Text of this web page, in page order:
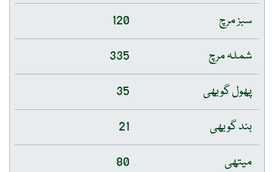
سبز مرچ
120
شملہ مرچ
335
پھول گوبھی
35
بند گوبھی
21
میتھی
80